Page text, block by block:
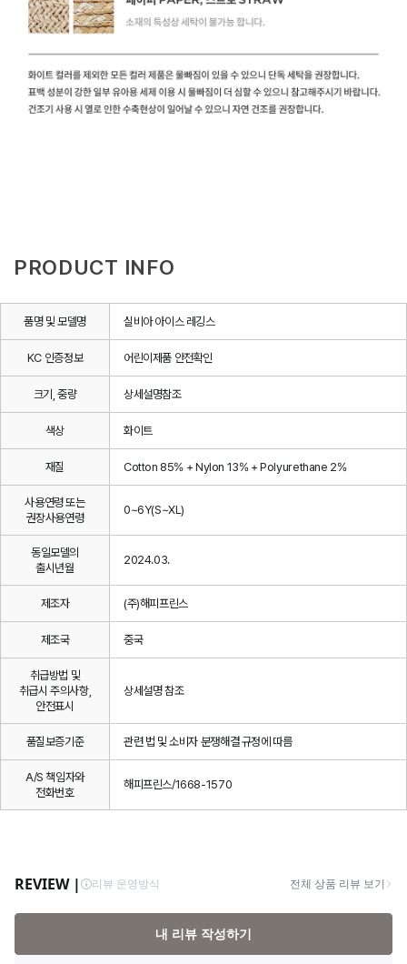
PRODUCT INFO
품명 및 모델명 실비아 아이스 레깅스
KC 인증정보 어린이제품 안전확인
크기, 중량 상세설명참조
색상 화이트
재질 Cotton 85% + Nylon 13% + Polyurethane 2%
사용연령 또는
권장사용연령
0~6Y(S~XL)
동일모델의
출시년월
2024.03.
제조자 (주)해피프린스
제조국 중국
취급방법 및
취급시 주의사항,
안전표시
상세설명 참조
품질보증기준 관련 법 및 소비자 분쟁해결 규정에 따름
A/S 책임자와
전화번호
해피프린스/1668-1570